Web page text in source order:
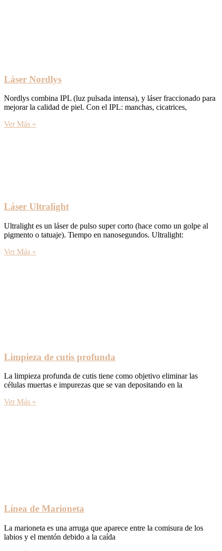
Láser Nordlys
Nordlys combina IPL (luz pulsada intensa), y láser fraccionado para
mejorar la calidad de piel. Con el IPL: manchas, cicatrices,
Ver Más »
Láser Ultralight
Ultralight es un láser de pulso super corto (hace como un golpe al
pigmento o tatuaje). Tiempo en nanosegundos. Ultralight:
Ver Más »
Limpieza de cutis profunda
La limpieza profunda de cutis tiene como objetivo eliminar las
células muertas e impurezas que se van depositando en la
Ver Más »
Línea de Marioneta
La marioneta es una arruga que aparece entre la comisura de los
labios y el mentón debido a la caída